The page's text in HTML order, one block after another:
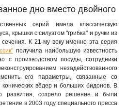
дно вместо двойного
серий имела классическую
крышки с силуэтом "грибка" и ручки из
сечения. К 21-му веку именно эта серия
получила наибольшую известность
с производством посуды, сотрудники
незадействованного
его параметры, связанные со
вёдер и больших бидонов. В
развития, созрело решение и были
в 2003 году специального пресса